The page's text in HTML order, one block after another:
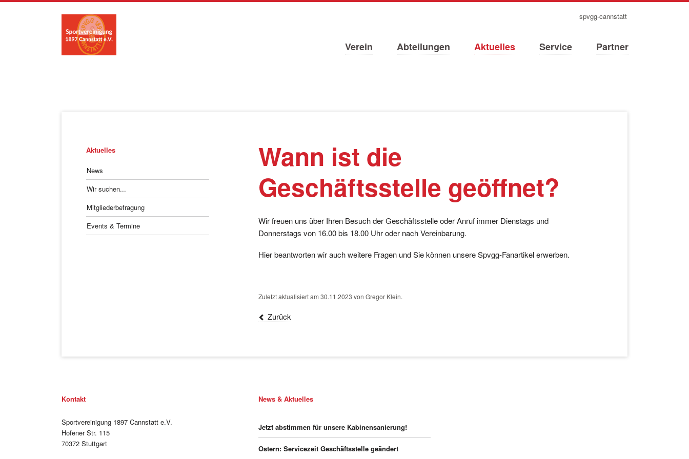
Navigation
überspringen
Verein Abteilungen Aktuelles Service Partner
navigation
spvgg-cannstatt
Wann ist die
Geschäftsstelle geöffnet?
Wir freuen uns über Ihren Besuch der Geschäftsstelle oder Anruf immer Dienstags und
Donnerstags von 16.00 bis 18.00 Uhr oder nach Vereinbarung.
Hier beantworten wir auch weitere Fragen und Sie können unsere Spvgg-Fanartikel erwerben.
Zuletzt aktualisiert am 30.11.2023 von Gregor Klein.
Zurück
Navigation
Aktuelles
News
Wir suchen...
Mitgliederbefragung
Events & Termine
Kontakt
Sportvereinigung 1897 Cannstatt e.V.
Hofener Str. 115
70372 Stuttgart
News & Aktuelles
Jetzt abstimmen für unsere Kabinensanierung!
Ostern: Servicezeit Geschäftsstelle geändert